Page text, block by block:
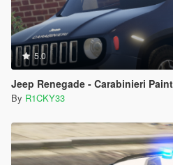
5.0
Jeep Renegade - Carabinieri
By R1CKY33